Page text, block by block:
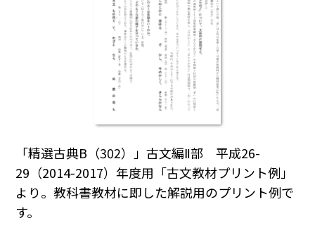
「精選古典B（302）」古文編Ⅱ部 平成26-
29（2014-2017）年度用「古文教材プリント例」
より。教科書教材に即した解説用のプリント例で
す。